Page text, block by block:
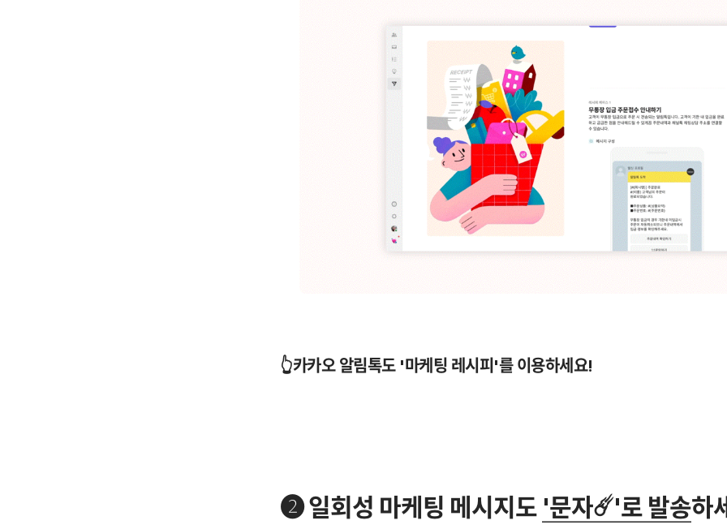
👆카카오 알림톡도 '마케팅 레시피'를 이용하세요!
➋ 일회성 마케팅 메시지도 '문자☄️'로 발송하